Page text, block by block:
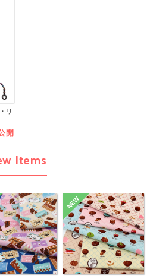
リ
開
Items
NEW